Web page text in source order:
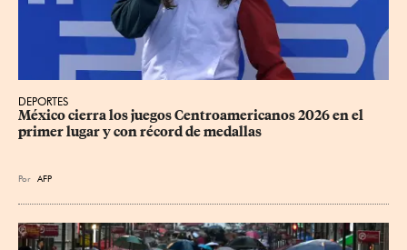
DEPORTES
México cierra los juegos Centroamericanos 2026 en el
primer lugar y con récord de medallas
Por AFP